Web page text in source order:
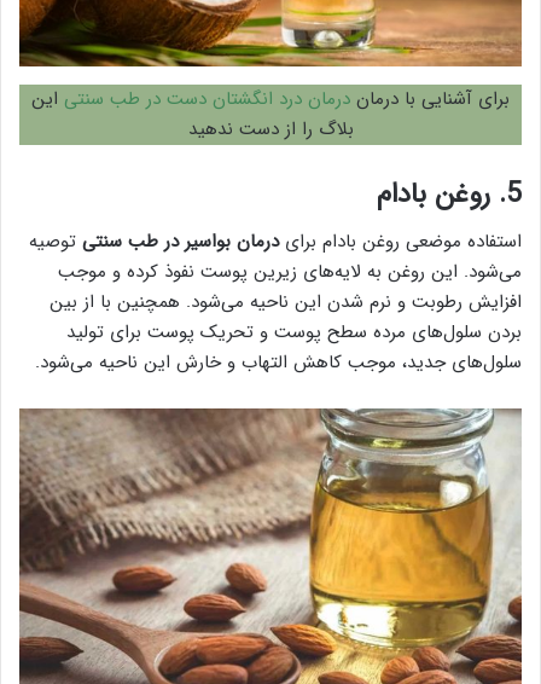
برای آشنایی با درمان درمان درد انگشتان دست در طب سنتی این
بلاگ را از دست ندهید
5. روغن بادام
استفاده موضعی روغن بادام برایدرمان بواسیر در طب سنتی توصیه
می‌شود. این روغن به لایه‌های زیرین پوست نفوذ کرده و موجب
افزایش رطوبت و نرم شدن این ناحیه می‌شود. همچنین با از بین
بردن سلول‌های مرده سطح پوست و تحریک پوست برای تولید
سلول‌های جدید، موجب کاهش التهاب و خارش این ناحیه می‌شود.